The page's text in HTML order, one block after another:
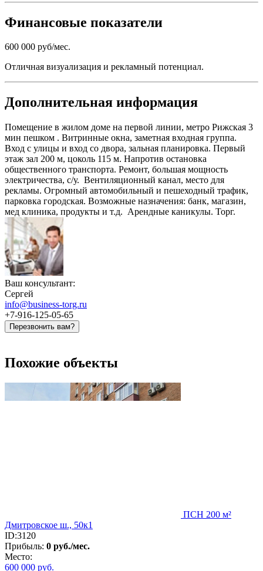
Финансовые показатели
600 000 руб/мес.
Отличная визуализация и рекламный потенциал.
Дополнительная информация
Помещение в жилом доме на первой линии, метро Рижская 3
мин пешком . Витринные окна, заметная входная группа.
Вход с улицы и вход со двора, зальная планировка. Первый
этаж зал 200 м, цоколь 115 м. Напротив остановка
общественного транспорта. Ремонт, большая мощность
электричества, с/у. Вентиляционный канал, место для
рекламы. Огромный автомобильный и пешеходный трафик,
парковка городская. Возможные назначения: банк, магазин,
мед клиника, продукты и т.д. Арендные каникулы. Торг.
Ваш консультант:
Сергей
info@business-torg.ru
+7-916-125-05-65
Перезвонить вам?
Похожие объекты
ПСН 200 м²
Дмитровское ш., 50к1
ID:3120
Прибыль: 0 руб./мес.
Место:
600 000 руб.